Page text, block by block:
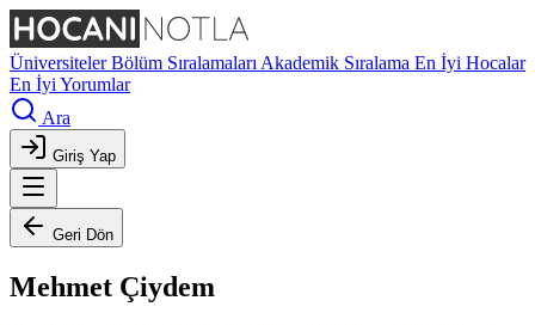
ÜniversitelerBölüm Sıralamaları Akademik Sıralama En İyi Hocalar
En İyi Yorumlar
Ara
Giriş Yap
Geri Dön
Mehmet Çiydem